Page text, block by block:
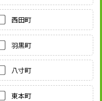
西田町
羽黒町
八寸町
東本町